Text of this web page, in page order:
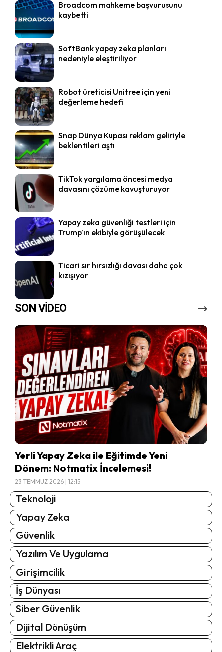
Broadcom mahkeme başvurusunu
kaybetti
SoftBank yapay zeka planları
nedeniyle eleştiriliyor
Robot üreticisi Unitree için yeni
değerleme hedefi
Snap Dünya Kupası reklam geliriyle
beklentileri aştı
TikTok yargılama öncesi medya
davasını çözüme kavuşturuyor
Yapay zeka güvenliği testleri için
Trump’ın ekibiyle görüşülecek
Ticari sır hırsızlığı davası daha çok
kızışıyor
SON VİDEO
Yerli Yapay Zeka ile Eğitimde Yeni
Dönem: Notmatix İncelemesi!
23 TEMMUZ 2026 | 12:15
Teknoloji
Yapay Zeka
Güvenlik
Yazılım Ve Uygulama
Girişimcilik
İş Dünyası
Siber Güvenlik
Dijital Dönüşüm
Elektrikli Araç